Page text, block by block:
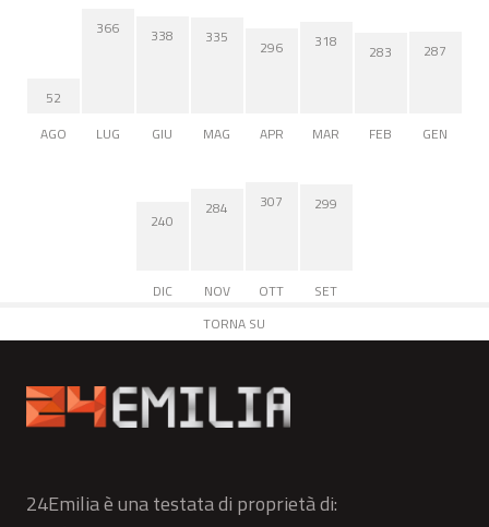
52
AGO
366
LUG
338
GIU
335
MAG
296
APR
318
MAR
283
FEB
287
GEN
240
DIC
284
NOV
307
OTT
299
SET
TORNA SU
24Emilia è una testata di proprietà di: